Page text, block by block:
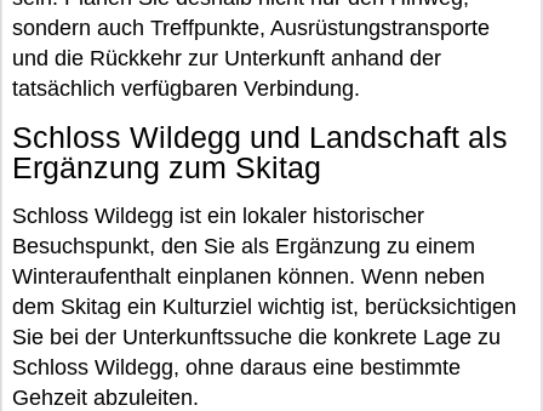
sondern auch Treffpunkte, Ausrüstungstransporte
und die Rückkehr zur Unterkunft anhand der
tatsächlich verfügbaren Verbindung.
Schloss Wildegg und Landschaft als
Ergänzung zum Skitag
Schloss Wildegg ist ein lokaler historischer
Besuchspunkt, den Sie als Ergänzung zu einem
Winteraufenthalt einplanen können. Wenn neben
dem Skitag ein Kulturziel wichtig ist, berücksichtigen
Sie bei der Unterkunftssuche die konkrete Lage zu
Schloss Wildegg, ohne daraus eine bestimmte
Gehzeit abzuleiten.